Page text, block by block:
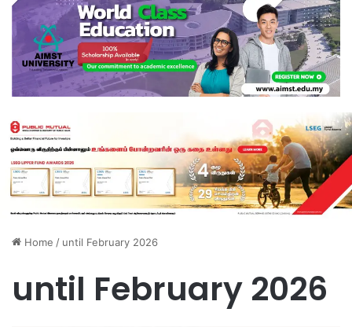
Home / until February 2026
until February 2026